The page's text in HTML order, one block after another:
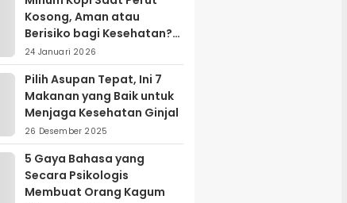
Kosong, Aman atau
Berisiko bagi Kesehatan?
Ini Penjelasan Ahli
24 Januari 2026
Pilih Asupan Tepat, Ini 7
Makanan yang Baik untuk
Menjaga Kesehatan Ginjal
26 Desember 2025
5 Gaya Bahasa yang
Secara Psikologis
Membuat Orang Kagum